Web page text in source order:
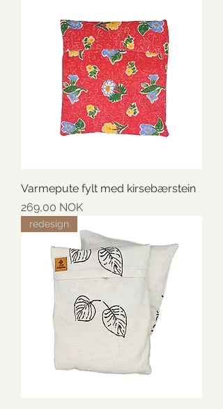
Varmepute fylt med kirsebærstein
Preis
269,00 NOK
redesign